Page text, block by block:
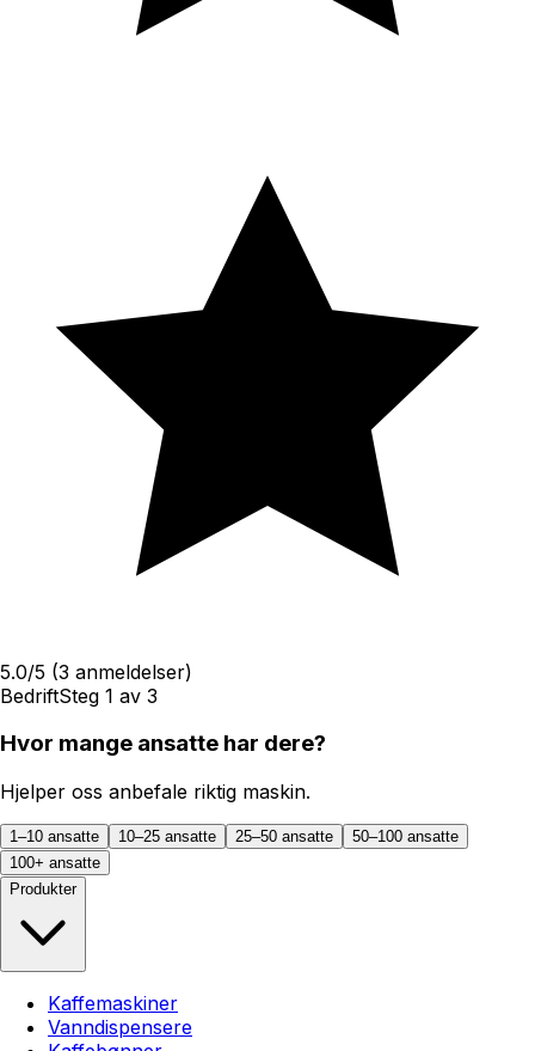
5.0/5 (3 anmeldelser)
BedriftSteg 1 av 3
Hvor mange ansatte har dere?
Hjelper oss anbefale riktig maskin.
1–10 ansatte 10–25 ansatte 25–50 ansatte
50–100 ansatte
100+ ansatte
Produkter
Kaffemaskiner
Vanndispensere